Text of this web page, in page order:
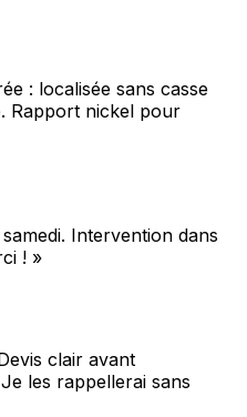
: localisée sans casse
Rapport nickel pour
Intervention dans
! »
clair avant
les rappellerai sans